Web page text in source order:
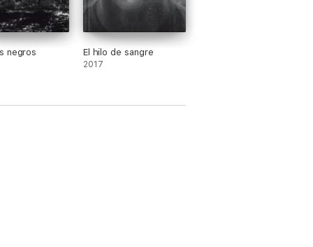
negros El hilo de sangre
2017